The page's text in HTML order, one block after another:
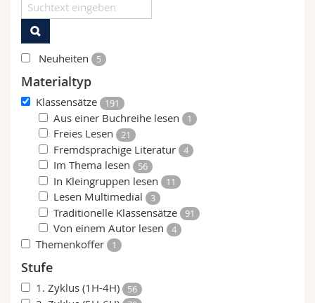
Math.-Nat. und Med. Fak.
Interfakultär
Mitarbeitende
Doktorierende
Webmail
Vorlesungsverzeichnis
MyUnifr
Neuheiten 5
Materialtyp
Klassensätze 191
Aus einer Buchreihe lesen 1
Freies Lesen 21
Fremdsprachige Literatur 4
Im Thema lesen 56
In Kleingruppen lesen 11
Lesen Multimedial 3
Traditionelle Klassensätze 91
Von einem Autor lesen 4
Themenkoffer 1
Stufe
1. Zyklus (1H-4H) 56